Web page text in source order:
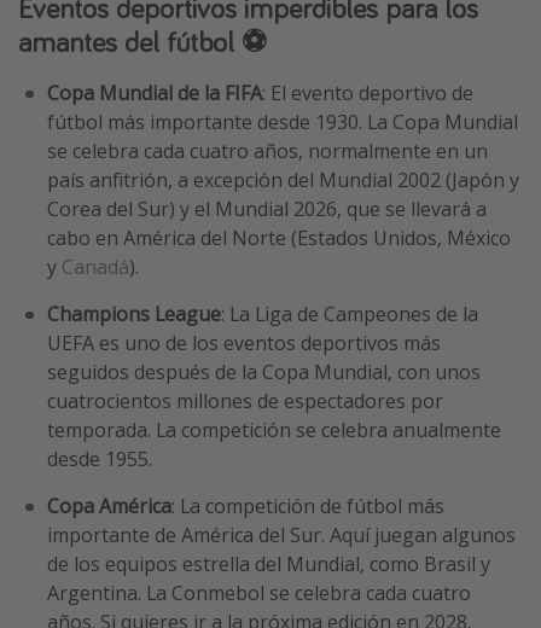
Eventos deportivos
Eventos deportivos imperdibles para los
amantes del fútbol ⚽
Copa Mundial de la FIFA: El evento deportivo de
fútbol más importante desde 1930. La Copa Mundial
se celebra cada cuatro años, normalmente en un
país anfitrión, a excepción del Mundial 2002 (Japón y
Corea del Sur) y el Mundial 2026, que se llevará a
cabo en América del Norte (Estados Unidos, México
y Canadá).
Champions League: La Liga de Campeones de la
UEFA es uno de los eventos deportivos más
seguidos después de la Copa Mundial, con unos
cuatrocientos millones de espectadores por
temporada. La competición se celebra anualmente
desde 1955.
Copa América: La competición de fútbol más
importante de América del Sur. Aquí juegan algunos
de los equipos estrella del Mundial, como Brasil y
Argentina. La Conmebol se celebra cada cuatro
años. Si quieres ir a la próxima edición en 2028,